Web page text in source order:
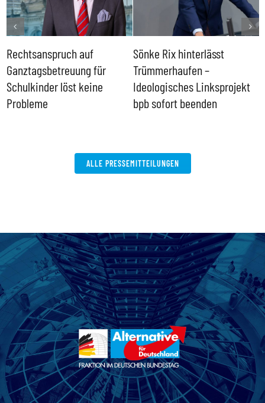
Rechtsanspruch auf
Ganztagsbetreuung für
Schulkinder löst keine
Probleme
Sönke Rix hinterlässt
Trümmerhaufen –
Ideologisches Linksprojekt
bpb sofort beenden
ALLE PRESSEMITTEILUNGEN